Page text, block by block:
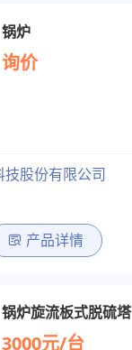
锅炉
询价
股份有限公司
产品详情
锅炉旋流板式脱硫塔
3000元/台